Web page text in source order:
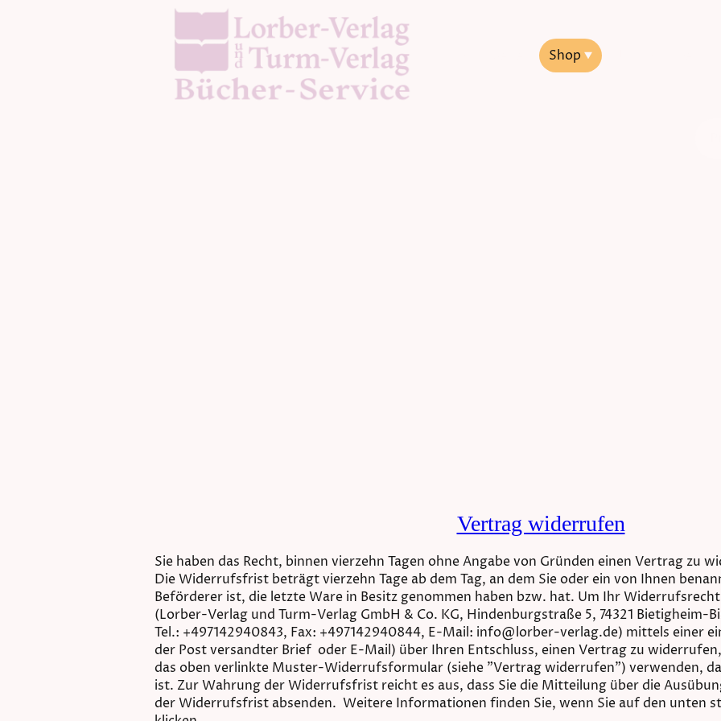
Shop
Vertrag widerrufen
Sie haben das Recht, binnen vierzehn Tagen ohne Angabe von Gründen einen Vertrag zu
Die Widerrufsfrist beträgt vierzehn Tage ab dem Tag, an dem Sie oder ein von Ihnen
Beförderer ist, die letzte Ware in Besitz genommen haben bzw. hat. Um Ihr Widerrufsrecht
(Lorber-Verlag und Turm-Verlag GmbH & Co. KG, Hindenburgstraße 5, 74321 Bietigheim-
Tel.: +497142940843, Fax: +497142940844, E-Mail: info@lorber-verlag.de) mittels einer
der Post versandter Brief oder E-Mail) über Ihren Entschluss, einen Vertrag zu
das oben verlinkte Muster-Widerrufsformular (siehe "Vertrag widerrufen") verwenden,
ist. Zur Wahrung der Widerrufsfrist reicht es aus, dass Sie die Mitteilung über die
der Widerrufsfrist absenden. Weitere Informationen finden Sie, wenn Sie auf den unten